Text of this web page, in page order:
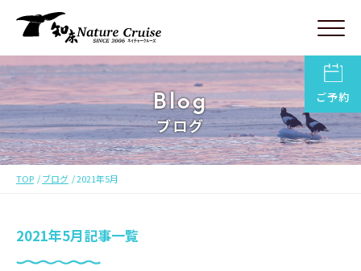
ご予約
Blog
ブログ
TOP ブログ 2021年5月
2021年5月記事一覧